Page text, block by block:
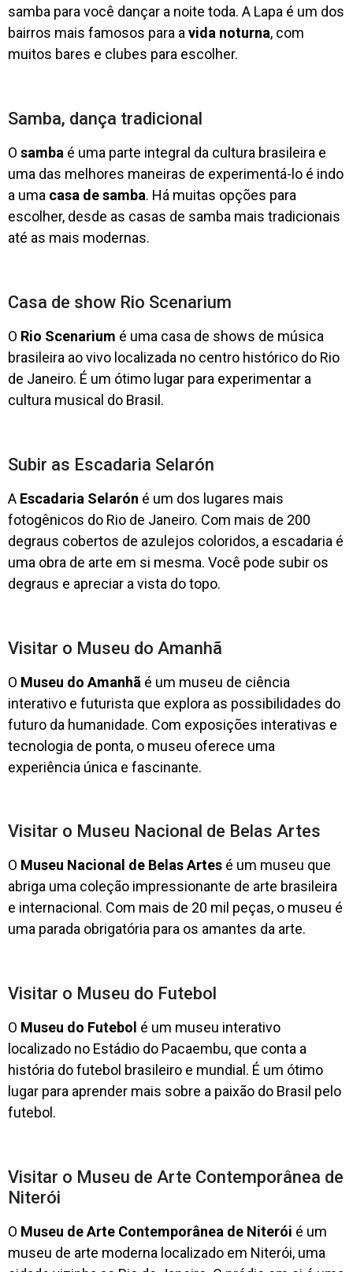
samba para você dançar a noite toda. A Lapa é um dos
bairros mais famosos para avida noturna, com
muitos bares e clubes para escolher.
Samba, dança tradicional
O samba é uma parte integral da cultura brasileira e
uma das melhores maneiras de experimentá-lo é indo
a uma casa de samba. Há muitas opções para
escolher, desde as casas de samba mais tradicionais
até as mais modernas.
Casa de show Rio Scenarium
O Rio Scenarium é uma casa de shows de música
brasileira ao vivo localizada no centro histórico do Rio
de Janeiro. É um ótimo lugar para experimentar a
cultura musical do Brasil.
Subir as Escadaria Selarón
A Escadaria Selarón é um dos lugares mais
fotogênicos do Rio de Janeiro. Com mais de 200
degraus cobertos de azulejos coloridos, a escadaria é
uma obra de arte em si mesma. Você pode subir os
degraus e apreciar a vista do topo.
Visitar o Museu do Amanhã
O Museu do Amanhã é um museu de ciência
interativo e futurista que explora as possibilidades do
futuro da humanidade. Com exposições interativas e
tecnologia de ponta, o museu oferece uma
experiência única e fascinante.
Visitar o Museu Nacional de Belas Artes
O Museu Nacional de Belas Artes é um museu que
abriga uma coleção impressionante de arte brasileira
e internacional. Com mais de 20 mil peças, o museu é
uma parada obrigatória para os amantes da arte.
Visitar o Museu do Futebol
O Museu do Futebol é um museu interativo
localizado no Estádio do Pacaembu, que conta a
história do futebol brasileiro e mundial. É um ótimo
lugar para aprender mais sobre a paixão do Brasil pelo
futebol.
Visitar o Museu de Arte Contemporânea de
Niterói
O Museu de Arte Contemporânea de Niterói é um
museu de arte moderna localizado em Niterói, uma